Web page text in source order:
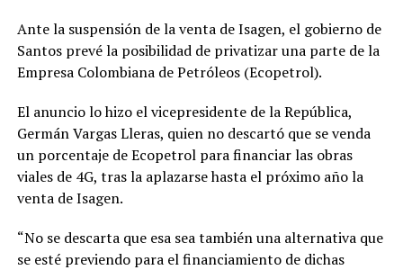
Ante la suspensión de la venta de Isagen, el gobierno de
Santos prevé la posibilidad de privatizar una parte de la
Empresa Colombiana de Petróleos (Ecopetrol).
El anuncio lo hizo el vicepresidente de la República,
Germán Vargas Lleras, quien no descartó que se venda
un porcentaje de Ecopetrol para financiar las obras
viales de 4G, tras la aplazarse hasta el próximo año la
venta de Isagen.
“No se descarta que esa sea también una alternativa que
se esté previendo para el financiamiento de dichas